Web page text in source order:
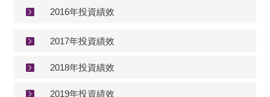
2016年投資績效
2017年投資績效
2018年投資績效
2019年投資績效